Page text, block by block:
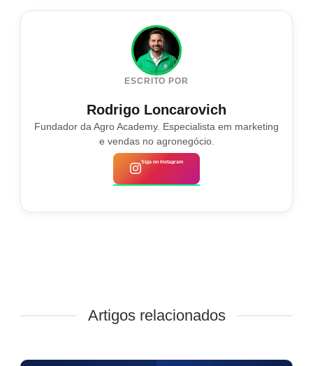
ESCRITO POR
Rodrigo Loncarovich
Fundador da Agro Academy. Especialista em marketing
e vendas no agronegócio.
Siga no Instagram
Artigos relacionados